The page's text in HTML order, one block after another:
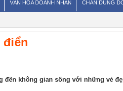
VĂN HÓA DOANH NHÂN CHÂN DUNG
điển
đến không gian sống với những vẻ